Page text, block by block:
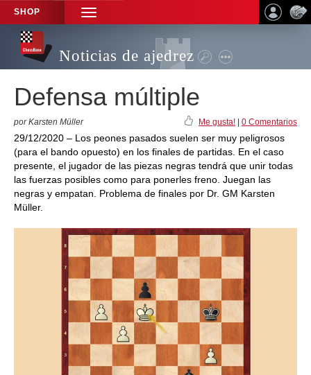
SHOP
TOGGLE
NAVIGATION
Noticias de ajedrez
Defensa múltiple
por Karsten Müller Me gusta! 0 Comentarios
29/12/2020 – Los peones pasados suelen ser muy peligrosos
(para el bando opuesto) en los finales de partidas. En el caso
presente, el jugador de las piezas negras tendrá que unir todas
las fuerzas posibles como para ponerles freno. Juegan las
negras y empatan. Problema de finales por Dr. GM Karsten
Müller.